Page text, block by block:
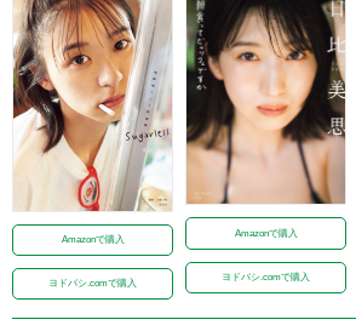
Amazonで購入
ヨドバシ.comで購入
Amazonで購入
ヨドバシ.comで購入